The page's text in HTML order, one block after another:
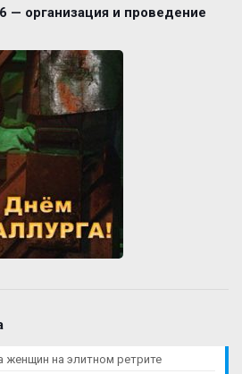
— организация и проведение
на элитном ретрите